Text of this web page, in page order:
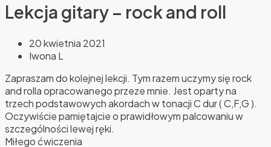
Lekcja gitary – rock and roll
20 kwietnia 2021
Iwona L
Zapraszam do kolejnej lekcji. Tym razem uczymy się rock
and rolla opracowanego przeze mnie. Jest oparty na
trzech podstawowych akordach w tonacji C dur ( C,F,G ).
Oczywiście pamiętajcie o prawidłowym palcowaniu w
szczególności lewej ręki.
Miłego ćwiczenia